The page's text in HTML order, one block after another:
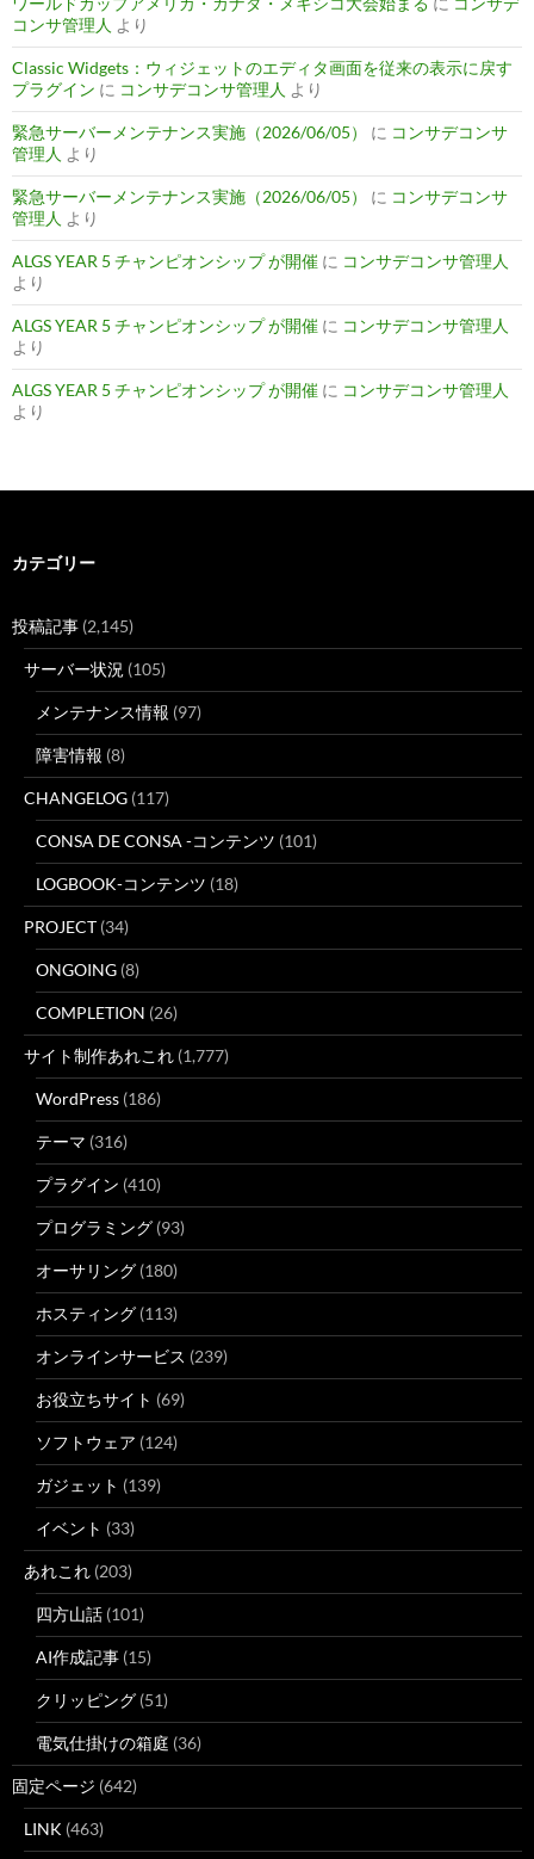
コンサ管理人 より
Classic Widgets：ウィジェットのエディタ画面を従来の表示に戻す
プラグイン に コンサデコンサ管理人 より
緊急サーバーメンテナンス実施（2026/06/05） に コンサデコンサ
管理人 より
緊急サーバーメンテナンス実施（2026/06/05） に コンサデコンサ
管理人 より
ALGS YEAR 5 チャンピオンシップ が開催 に コンサデコンサ管理人
より
ALGS YEAR 5 チャンピオンシップ が開催 に コンサデコンサ管理人
より
ALGS YEAR 5 チャンピオンシップ が開催 に コンサデコンサ管理人
より
カテゴリー
投稿記事 (2,145)
サーバー状況 (105)
メンテナンス情報 (97)
障害情報 (8)
CHANGELOG (117)
CONSA DE CONSA -コンテンツ (101)
LOGBOOK-コンテンツ (18)
PROJECT (34)
ONGOING (8)
COMPLETION (26)
サイト制作あれこれ (1,777)
WordPress (186)
テーマ (316)
プラグイン (410)
プログラミング (93)
オーサリング (180)
ホスティング (113)
オンラインサービス (239)
お役立ちサイト (69)
ソフトウェア (124)
ガジェット (139)
イベント (33)
あれこれ (203)
四方山話 (101)
AI作成記事 (15)
クリッピング (51)
電気仕掛けの箱庭 (36)
固定ページ (642)
LINK (463)